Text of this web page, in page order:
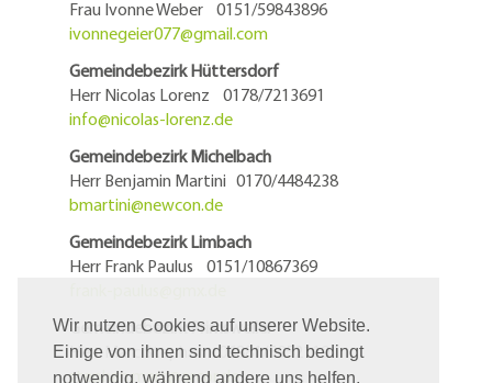
Wir nutzen Cookies auf unserer Website.
Einige von ihnen sind technisch bedingt
notwendig, während andere uns helfen,
Frau Ivonne Weber 0151/59843896
ivonnegeier077@gmail.com
Gemeindebezirk Hüttersdorf
Herr Nicolas Lorenz 0178/7213691
info@nicolas-lorenz.de
Gemeindebezirk Michelbach
Herr Benjamin Martini 0170/4484238
bmartini@newcon.de
Gemeindebezirk Limbach
Herr Frank Paulus 0151/10867369
Gemeindebezirk Primsweiler
Herr Marc Stephan 06881/5952119
stephan.marc@arcor.de